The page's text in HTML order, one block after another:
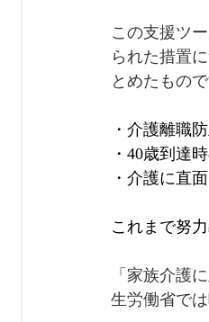
この支援ツ
られた措置
とめたもので
・介護離職
・40歳到達
・介護に直
これまで努
「家族介護
生労働省で